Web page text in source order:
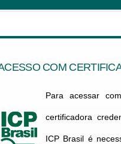
COM
Para acessar
certificadora
ICP Brasil é